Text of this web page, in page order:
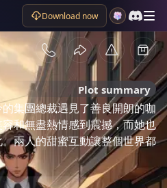
Download now
Plot summary
集團總裁遇見了善良開朗的咖
和無盡熱情感到震撼，而她也
兩人的甜蜜互動讓整個世界都